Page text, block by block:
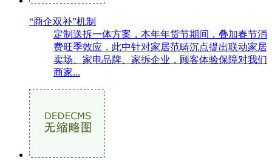
“商企双补”机制
定制送拆一体方案，本年年货节期间，叠加春节消
费旺季效应，此中针对家居范畴沉点提出联动家居
卖场、家电品牌、家拆企业，顾客体验保障对我们
商家...